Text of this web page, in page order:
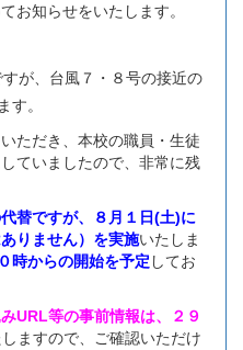
お知らせをいたします。
すが、台風７・８号の接近の
す。
ただき、本校の職員・生徒
ていましたので、非常に残
替ですが、８月１日(土)に
りません）を実施いたしま
時からの開始を予定 してお
URL等の事前情報は、２９
ますので、ご確認いただけ